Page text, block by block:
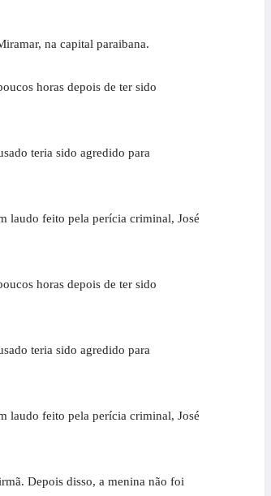
na capital paraibana.
horas depois de ter sido
teria sido agredido para
laudo feito pela perícia criminal, José
horas depois de ter sido
teria sido agredido para
laudo feito pela perícia criminal, José
Depois disso, a menina não foi